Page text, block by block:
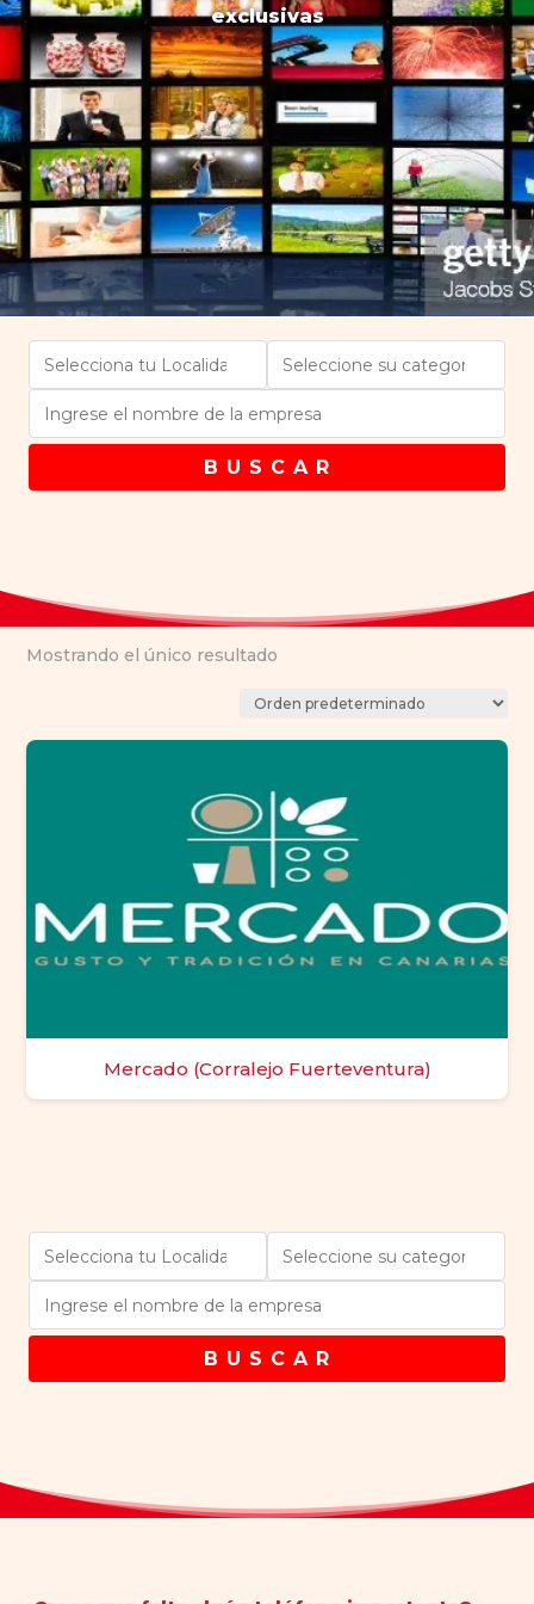
exclusivas
B U S C A R
Mostrando el único resultado
Mercado (Corralejo Fuerteventura)
B U S C A R